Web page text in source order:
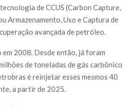
de CCUS (Carbon Capture,
Armazenamento, Uso e Captura de
avançada de petróleo.
2008. Desde então, já foram
de toneladas de gás carbônico
é reinjetar esses mesmos 40
a partir de 2025.